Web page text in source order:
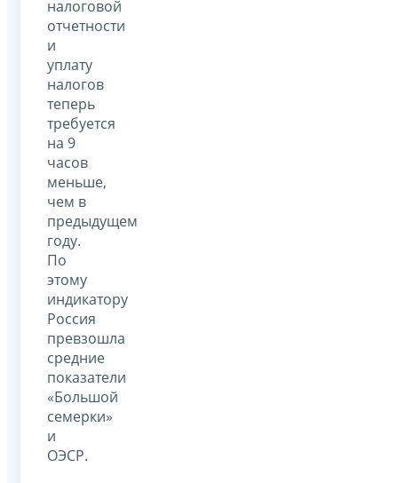
налоговой
отчетности
и
уплату
налогов
теперь
требуется
на 9
часов
меньше,
чем в
предыдущем
году.
По
этому
индикатору
Россия
превзошла
средние
показатели
«Большой
семерки»
и
ОЭСР.